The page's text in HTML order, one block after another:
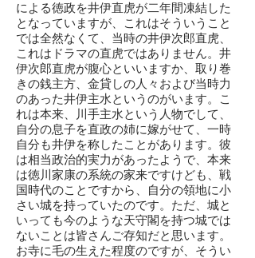
による徳政を井伊直虎が二年間凍結した
となっていますが、これはそういうこと
では全然なくて、当時の井伊次郎直虎、
これはドラマの直虎ではありません。井
伊次郎直虎が腹心といいますか、取り巻
きの銭主方、金貸しの人々および当時力
のあった井伊主水というのがいます。こ
れは本来、川手主水という人物でして、
自分の息子を直政の姉に嫁がせて、一時
自分も井伊を称したことがあります。彼
は相当政治的実力があったようで、本来
は徳川家康の系統の家来ですけども、戦
国時代のことですから、自分の領地に小
さい城を持っていたのです。ただ、城と
いっても今のような天守閣を持つ城では
ないことは皆さんご存知だと思います。
お寺に毛の生えた程度のですが、そうい